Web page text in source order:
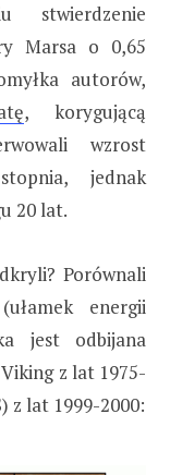
stwierdzenie
Marsa o 0,65
autorów,
, korygującą
wzrost
jednak
20 lat.
Porównali
energii
jest odbijana
z lat 1975-
z lat 1999-2000: